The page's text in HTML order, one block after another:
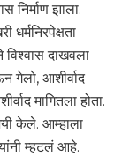
निर्माण झाला.
दाखवला
गेलो, आशीर्वाद
मागितला होता.
केले. आम्हाला
म्हटलं आहे.